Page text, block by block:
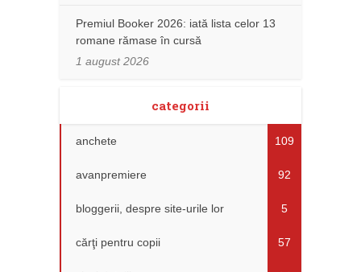
Premiul Booker 2026: iată lista celor 13
romane rămase în cursă
1 august 2026
categorii
anchete 109
avanpremiere 92
bloggerii, despre site-urile lor 5
cărţi pentru copii 57